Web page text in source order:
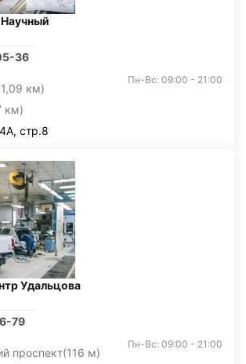
36
км)
км)
Пн-Вс: 09:00 - 21:00
стр.8
Удальцова
79
проспект(116 м)
Пн-Вс: 09:00 - 21:00